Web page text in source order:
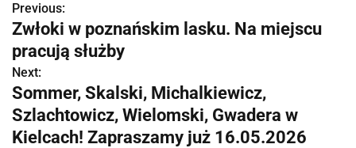
N
a
w
i
g
Previous:
Zwłoki w poznańskim lasku. Na miejscu
pracują służby
Next:
Sommer, Skalski, Michalkiewicz,
Szlachtowicz, Wielomski, Gwadera w
Kielcach! Zapraszamy już 16.05.2026